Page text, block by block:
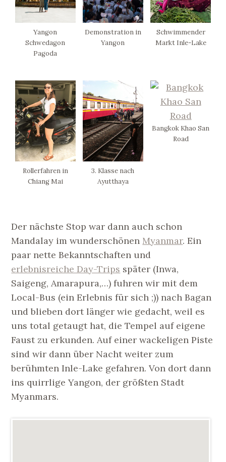
Yangon
Schwedagon
Pagoda
Demonstration in
Yangon
Schwimmender
Markt Inle-Lake
Rollerfahren in
Chiang Mai
3. Klasse nach
Ayutthaya
Bangkok Khao San
Road
Der nächste Stop war dann auch schon
Mandalay im wunderschönenMyanmar. Ein
paar nette Bekanntschaften und
erlebnisreiche Day-Trips später (Inwa,
Saigeng, Amarapura,…) fuhren wir mit dem
Local-Bus (ein Erlebnis für sich ;)) nach Bagan
und blieben dort länger wie gedacht, weil es
uns total getaugt hat, die Tempel auf eigene
Faust zu erkunden. Auf einer wackeligen Piste
sind wir dann über Nacht weiter zum
berühmten Inle-Lake gefahren. Von dort dann
ins quirrlige Yangon, der größten Stadt
Myanmars.